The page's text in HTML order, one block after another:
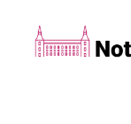
contenido